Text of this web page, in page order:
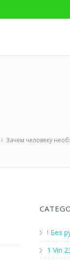
Зачем человеку
! Без
1 Vin